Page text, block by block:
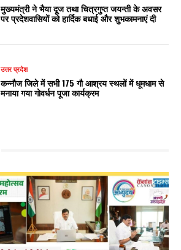
मुख्यमंत्री ने भैया दूज तथा चित्रगुप्त जयन्ती के अवसर
पर प्रदेशवासियों को हार्दिक बधाई और शुभकामनाएं दी
उत्तर प्रदेश
कन्नौज जिले में सभी 175 गौ आश्रय स्थलों में धूमधाम से
मनाया गया गोवर्धन पूजा कार्यक्रम